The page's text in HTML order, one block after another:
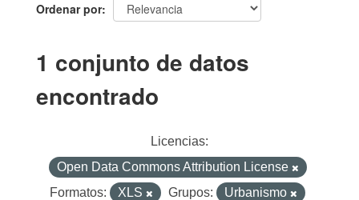
Ordenar por
1 conjunto de datos
encontrado
Licencias:
Open Data Commons Attribution License
Formatos:
XLS Grupos:
Urbanismo